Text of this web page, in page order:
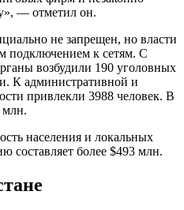
— отметил он.
не запрещен, но власти
подключением к сетям. С
возбудили 190 уголовных
К административной и
привлекли 3988 человек. В
млн.
населения и локальных
составляет более $493 млн.